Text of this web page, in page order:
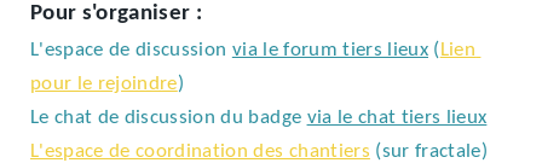
Pour s'organiser :
L'espace de discussion via le forum tiers lieux ( Lien
pour le rejoindre)
Le chat de discussion du badge via le chat tiers lieux
L'espace de coordination des chantiers (sur fractale)